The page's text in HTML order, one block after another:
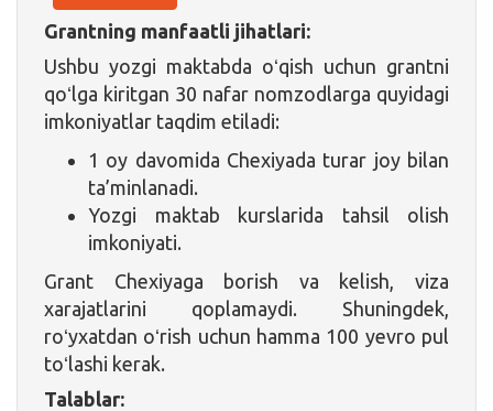
Grantning manfaatli jihatlari:
Ushbu yozgi maktabda oʻqish uchun grantni
qoʻlga kiritgan 30 nafar nomzodlarga quyidagi
imkoniyatlar taqdim etiladi:
1 oy davomida Chexiyada turar joy bilan
ta’minlanadi.
Yozgi maktab kurslarida tahsil olish
imkoniyati.
Grant Chexiyaga borish va kelish, viza
xarajatlarini qoplamaydi. Shuningdek,
roʻyxatdan oʻrish uchun hamma 100 yevro pul
toʻlashi kerak.
Talablar: